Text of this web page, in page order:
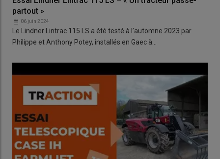
partout »
06 juin 2024
Le Lindner Lintrac 115 LS a été testé à l’automne 2023 par
Philippe et Anthony Potey, installés en Gaec à…